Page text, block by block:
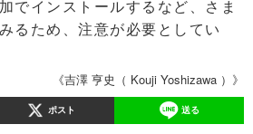
でインストールするなど、さま
るため、注意が必要としてい
《吉澤 亨史（ Kouji Yoshizawa ）》
ポスト 送る